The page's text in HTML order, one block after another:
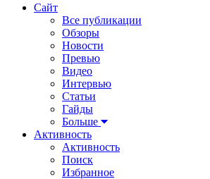
Сайт
Все публикации
Обзоры
Новости
Превью
Видео
Интервью
Статьи
Гайды
Больше
Активность
Активность
Поиск
Избранное